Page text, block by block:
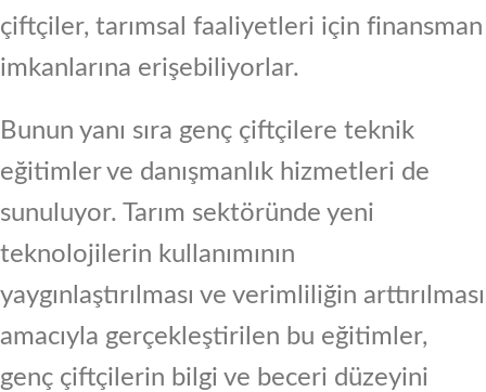
çiftçiler, tarımsal faaliyetleri için finansman
imkanlarına erişebiliyorlar.
Bunun yanı sıra genç çiftçilere teknik
eğitimler ve danışmanlık hizmetleri de
sunuluyor. Tarım sektöründe yeni
teknolojilerin kullanımının
yaygınlaştırılması ve verimliliğin arttırılması
amacıyla gerçekleştirilen bu eğitimler,
genç çiftçilerin bilgi ve beceri düzeyini